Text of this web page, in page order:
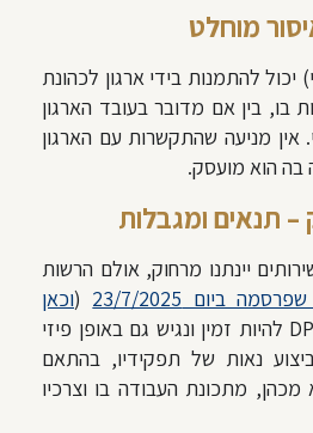
להתמנות בידי ארגון לכהונת
בו, בין אם מדובר בעובד הארגון
אין מניעה שהתקשרות עם הארגון
הוא מועסק.
תנאים ומגבלות
יינתנו מרחוק, אולם הרשות
ביום 23/7/2025 (וכאן
) כי על ה-DPO להיות זמין ונגיש גם באופן פיזי
נאות של תפקידיו, בהתאם
מכהן, מתכונת העבודה בו וצרכיו